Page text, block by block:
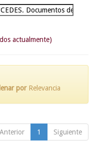
actualmente)
por Relevancia
Anterior 1 Siguiente